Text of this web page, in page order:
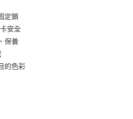
之後才付款」的支付方式。 讓您購物簡單
綁卡、不需儲值。
定鎖
安全
保養
的色彩